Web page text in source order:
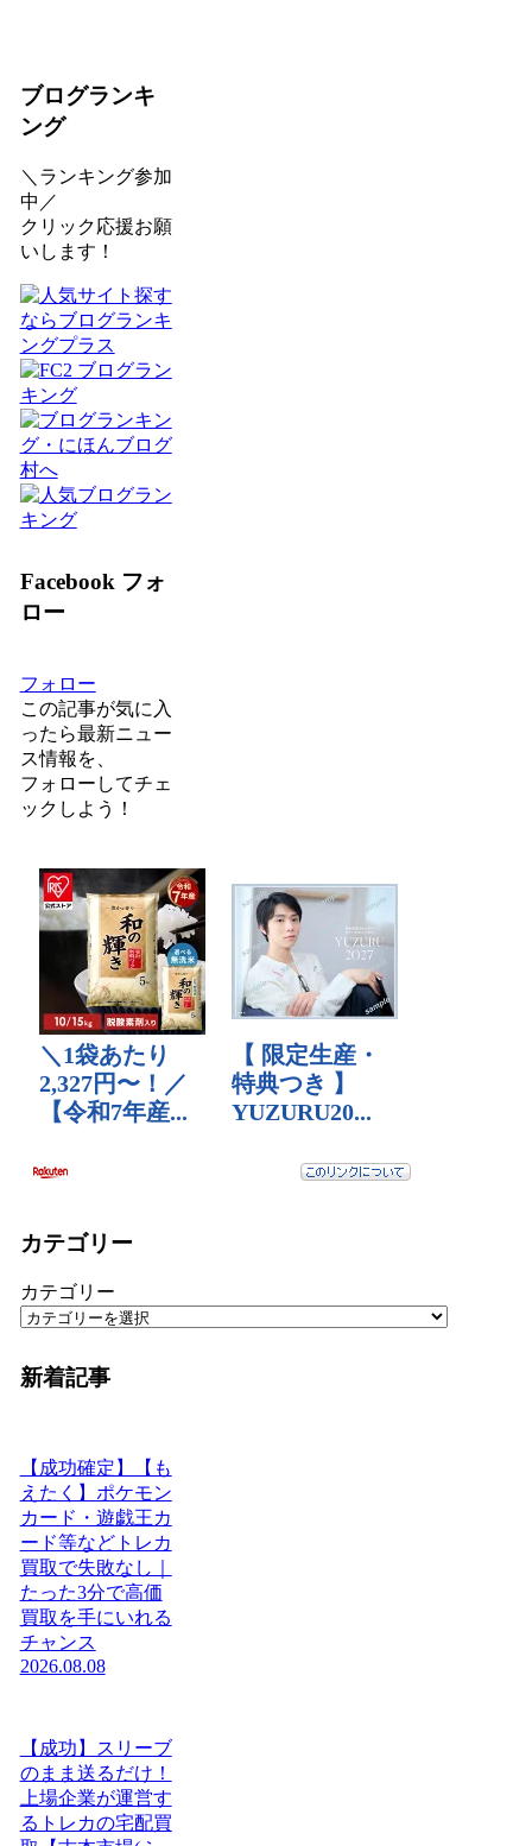
ブログランキ
ング
＼ランキング参加
中／
クリック応援お願
いします！
Facebook フォ
ロー
フォロー
この記事が気に入
ったら最新ニュー
ス情報を、
フォロー してチェ
ックしよう！
カテゴリー
カテゴリー
新着記事
【成功確定】【も
えたく】ポケモン
カード・遊戯王カ
ード等などトレカ
買取で失敗なし｜
たった3分で高価
買取を手にいれる
チャンス
2026.08.08
【成功】スリーブ
のまま送るだけ！
上場企業が運営す
るトレカの宅配買